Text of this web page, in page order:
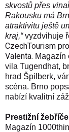
skvostů přes
Rakousku má
atraktivitu ještě
kraj,“vyzdvihuje
CzechTourism
Valenta. Magazín
vila Tugendhat,
hrad Špilberk,
scéna. Brno
nabízí kvalitní
Prestižní
Magazín